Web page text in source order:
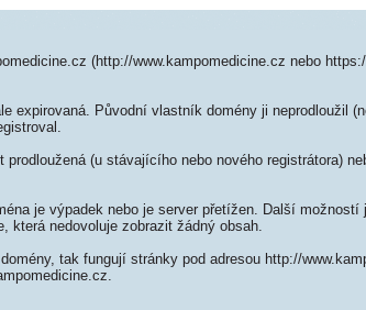
(http://www.kampomedicine.cz nebo
expirovaná. Původní vlastník domény ji neprodloužil
(u stávajícího nebo nového registrátora)
je výpadek nebo je server přetížen. Další
která nedovoluje zobrazit žádný obsah.
tak fungují stránky pod adresou http://